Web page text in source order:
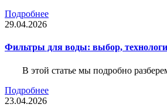
Подробнее
29.04.2026
Фильтры для воды: выбор,
В этой статье мы подробно
Подробнее
23.04.2026